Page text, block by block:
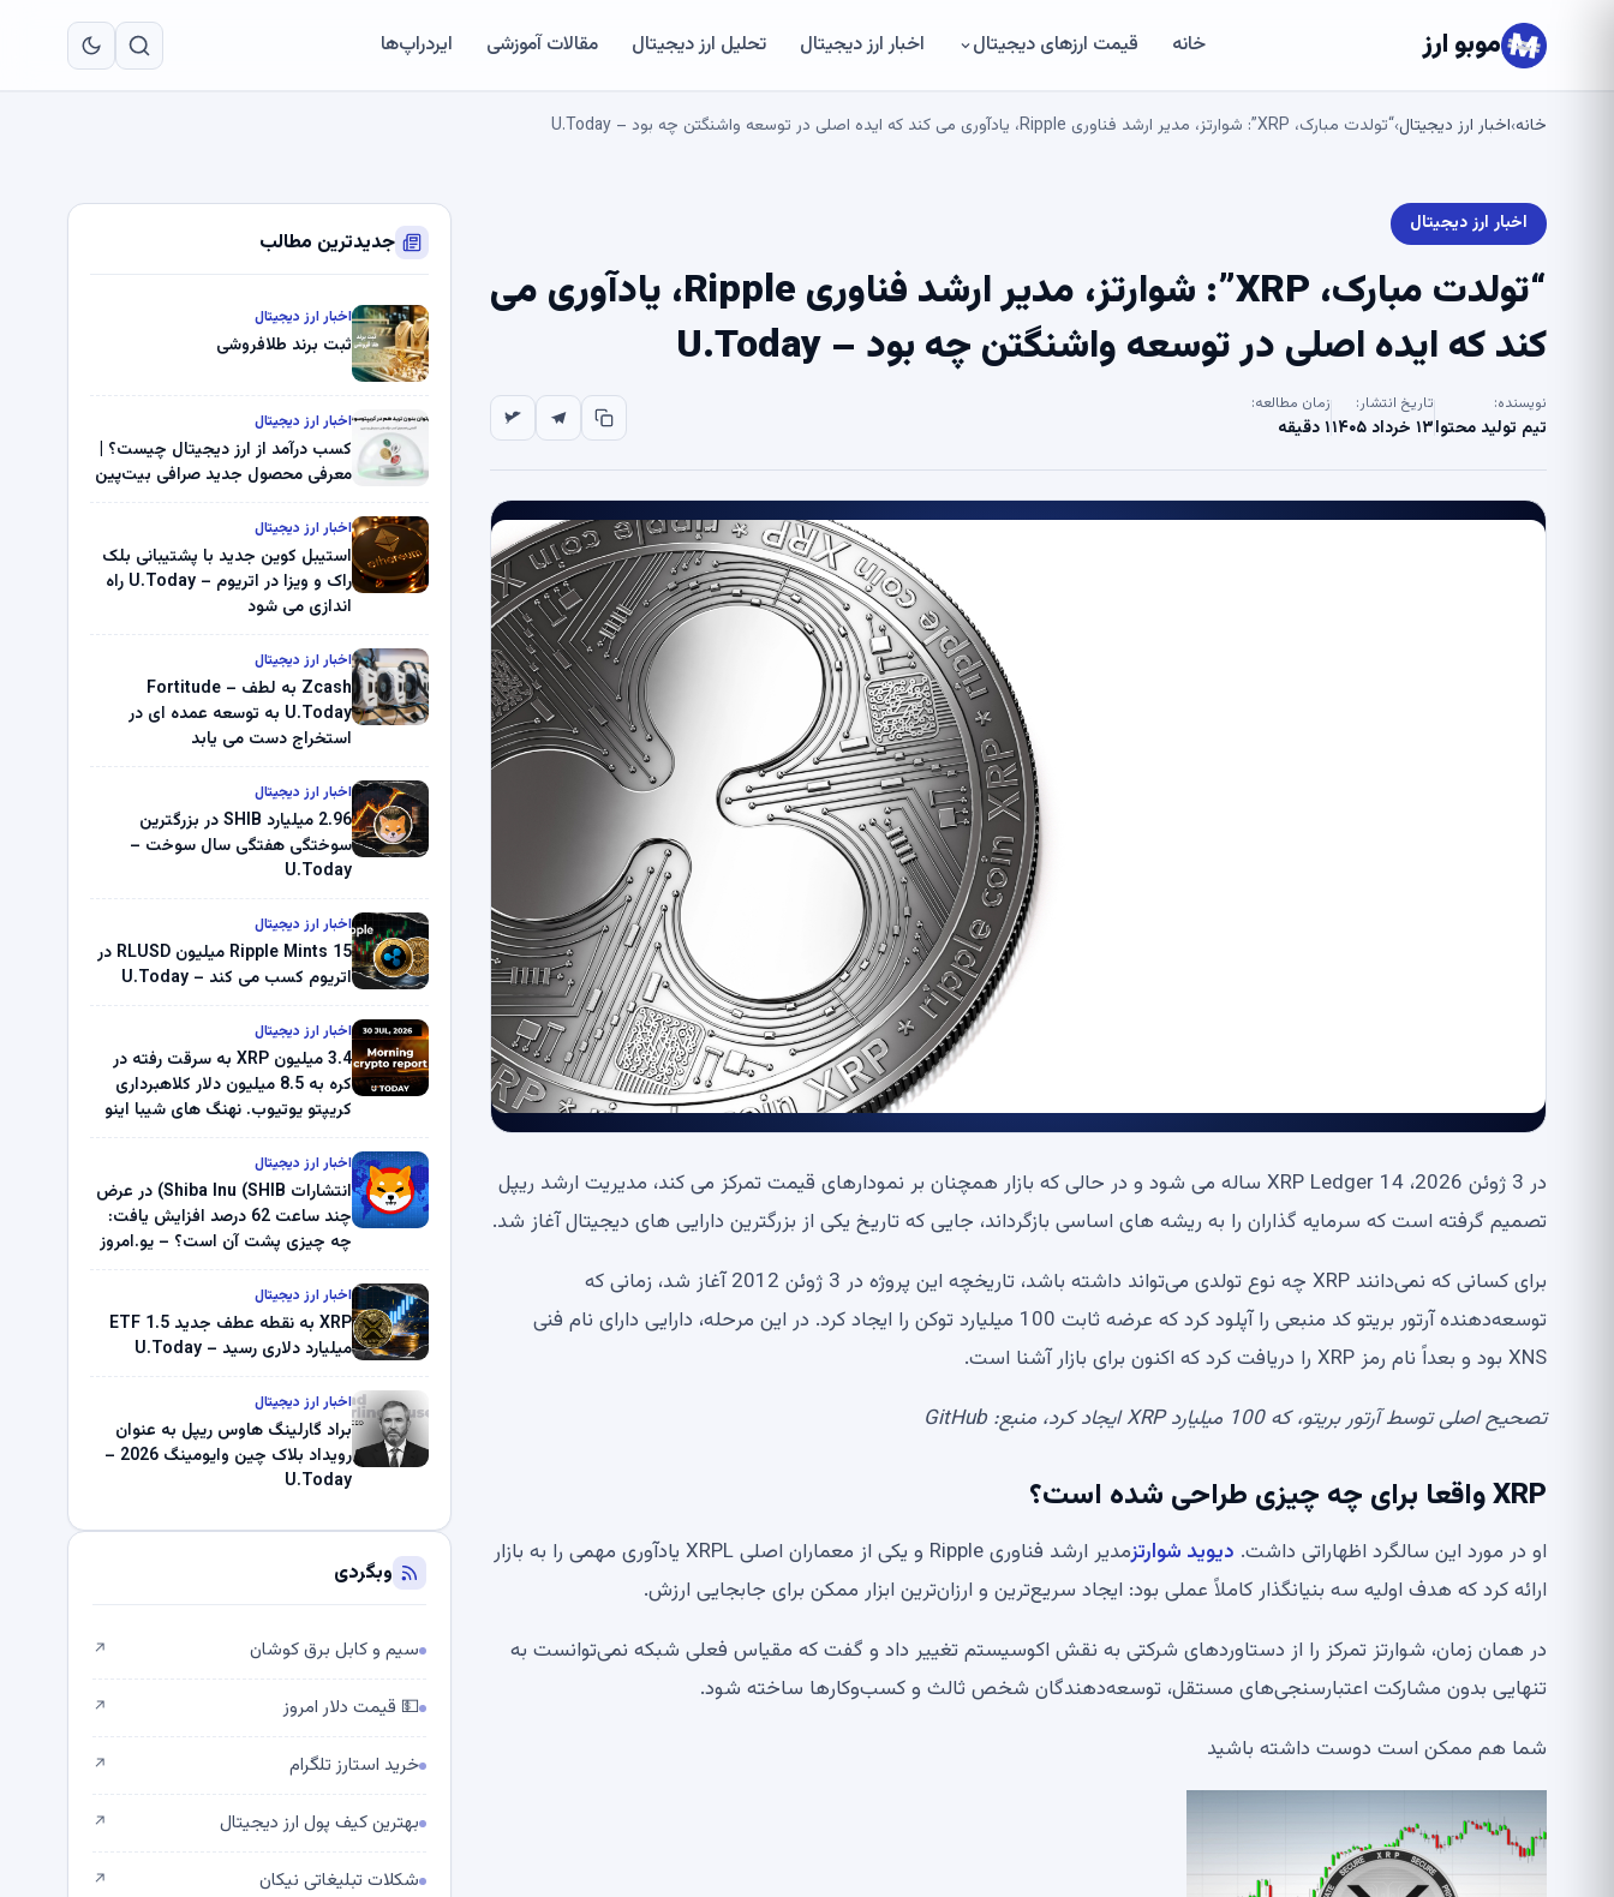
موبو ارز خانه قیمت ارزهای دیجیتال اخبار ارز دیجیتال تحلیل ارز دیجیتال مقالات آموزشی ایردراپ‌ها
خانه›اخبار ارز دیجیتال›“تولدت مبارک، XRP”: شوارتز، مدیر ارشد فناوری Ripple، یادآوری می کند که ایده اصلی در توسعه واشنگتن چه بود – U.Today
اخبار ارز دیجیتال
“تولدت مبارک، XRP”: شوارتز، مدیر ارشد فناوری Ripple، یادآوری می
کند که ایده اصلی در توسعه واشنگتن چه بود – U.Today
نویسنده:
تیم تولید محتوا
تاریخ انتشار:
۱۳ خرداد ۱۴۰۵
زمان مطالعه:
۱ دقیقه
در 3 ژوئن 2026، XRP Ledger 14 ساله می شود و در حالی که بازار همچنان بر نمودارهای قیمت تمرکز می کند، مدیریت ارشد ریپل
تصمیم گرفته است که سرمایه گذاران را به ریشه های اساسی بازگرداند، جایی که تاریخ یکی از بزرگترین دارایی های دیجیتال آغاز شد.
برای کسانی که نمی‌دانند XRP چه نوع تولدی می‌تواند داشته باشد، تاریخچه این پروژه در 3 ژوئن 2012 آغاز شد، زمانی که
توسعه‌دهنده آرتور بریتو کد منبعی را آپلود کرد که عرضه ثابت 100 میلیارد توکن را ایجاد کرد. در این مرحله، دارایی دارای نام فنی
XNS بود و بعداً نام رمز XRP را دریافت کرد که اکنون برای بازار آشنا است.
تصحیح اصلی توسط آرتور بریتو، که 100 میلیارد XRP ایجاد کرد، منبع:
GitHub
XRP واقعا برای چه چیزی طراحی شده است؟
او در مورد این سالگرد اظهاراتی داشت. دیوید شوارتز
مدیر ارشد فناوری Ripple و یکی از معماران اصلی XRPL یادآوری مهمی را به بازار
ارائه کرد که هدف اولیه سه بنیانگذار کاملاً عملی بود: ایجاد سریع‌ترین و ارزان‌ترین ابزار ممکن برای جابجایی ارزش.
در همان زمان، شوارتز تمرکز را از دستاوردهای شرکتی به نقش اکوسیستم تغییر داد و گفت که مقیاس فعلی شبکه نمی‌توانست به
تنهایی بدون مشارکت اعتبارسنجی‌های مستقل، توسعه‌دهندگان شخص ثالث و کسب‌وکارها ساخته شود.
شما هم ممکن است دوست داشته باشید
جدیدترین مطالب
اخبار ارز دیجیتال
ثبت برند طلافروشی
اخبار ارز دیجیتال
کسب درآمد از ارز دیجیتال چیست؟ |
معرفی محصول جدید صرافی بیت‌پین
اخبار ارز دیجیتال
استیبل کوین جدید با پشتیبانی بلک
راک و ویزا در اتریوم – U.Today راه
اندازی می شود
اخبار ارز دیجیتال
Zcash به لطف Fortitude –
U.Today به توسعه عمده ای در
استخراج دست می یابد
اخبار ارز دیجیتال
2.96 میلیارد SHIB در بزرگترین
سوختگی هفتگی سال سوخت –
U.Today
اخبار ارز دیجیتال
Ripple Mints 15 میلیون RLUSD در
اتریوم کسب می کند – U.Today
اخبار ارز دیجیتال
3.4 میلیون XRP به سرقت رفته در
کره به 8.5 میلیون دلار کلاهبرداری
کریپتو یوتیوب. نهنگ های شیبا اینو
میلیون دلار U-Turn در بیت کوین را
ثبت کرد – گزارش کریپتو صبح –
U.Today
اخبار ارز دیجیتال
انتشارات Shiba Inu (SHIB) در عرض
چند ساعت 62 درصد افزایش یافت:
چه چیزی پشت آن است؟ – یو.امروز
اخبار ارز دیجیتال
XRP به نقطه عطف جدید ETF 1.5
میلیارد دلاری رسید – U.Today
اخبار ارز دیجیتال
براد گارلینگ هاوس ریپل به عنوان
رویداد بلاک چین وایومینگ 2026 –
U.Today
وبگردی
سیم و کابل برق کوشان ↗
💵 قیمت دلار امروز ↗
خرید استارز تلگرام ↗
بهترین کیف پول ارز دیجیتال ↗
شکلات تبلیغاتی نیکان ↗